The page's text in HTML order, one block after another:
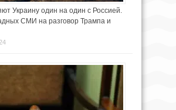
Украину один на один с Россией.
СМИ на разговор Трампа и